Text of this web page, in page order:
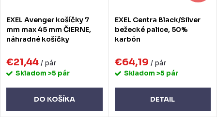
EXEL Avenger košíčky 7
mm max 45 mm ČIERNE,
náhradné košíčky
€21,44 / pár
Skladom >5 pár
DO KOŠÍKA
EXEL Centra Black/Silver
bežecké palice, 50%
karbón
€64,19 / pár
Skladom >5 pár
DETAIL